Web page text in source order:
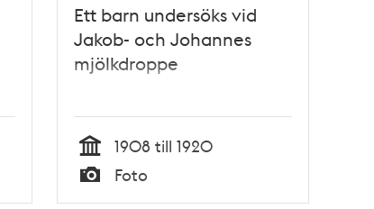
Ett barn undersöks vid
Jakob- och Johannes
mjölkdroppe
Tid
1908 till 1920
Typ
Foto